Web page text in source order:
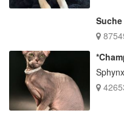
Sphynx